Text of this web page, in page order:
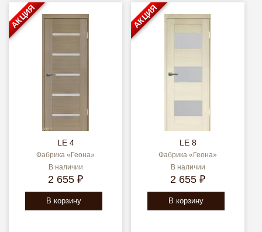
LE 4
Фабрика «Геона»
В наличии
2 655 ₽
В корзину
АКЦИЯ
LE 8
Фабрика «Геона»
В наличии
2 655 ₽
В корзину
АКЦИЯ